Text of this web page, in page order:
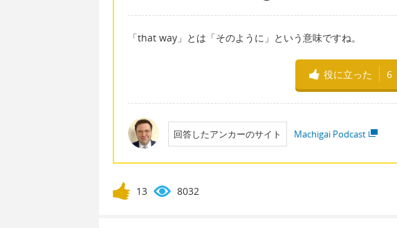
「that way」とは「そのように」という意味ですね。
役に立った 6
回答したアンカーのサイト Machigai Podcast
13 8032